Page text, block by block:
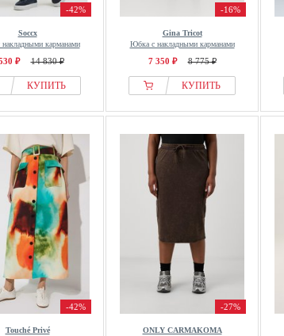
-42%
Soccx
карманами
₽ 14 830 ₽
КУПИТЬ
-16%
Gina Tricot
Юбка с накладными карманами
7 350 ₽ 8 775 ₽
КУПИТЬ
-42%
Touché Privé
-27%
ONLY CARMAKOMA